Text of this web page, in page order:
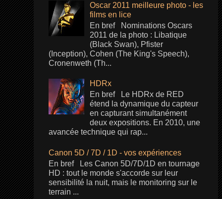
Oscar 2011 meilleure photo - les
films en lice
En bref Nominations Oscars
2011 de la photo : Libatique
(Black Swan), Pfister
(Inception), Cohen (The King's Speech),
Cronenweth (Th...
HDRx
En bref Le HDRx de RED
étend la dynamique du capteur
en capturant simultanément
deux expositions. En 2010, une
avancée technique qui rap...
Canon 5D / 7D / 1D - vos expériences
En bref Les Canon 5D/7D/1D en tournage
HD : tout le monde s'accorde sur leur
sensibilité la nuit, mais le monitoring sur le
terrain ...